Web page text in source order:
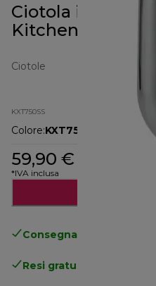
Ciotola in acciaio
Kitchen
Ciotole
KXT750SS
Colore:KXT750SS
59,90 €
*IVA inclusa
Consegna gratuita
Resi gratuiti